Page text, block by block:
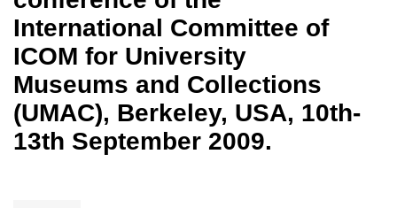
International Committee of
ICOM for University
Museums and Collections
(UMAC), Berkeley, USA, 10th-
13th September 2009.